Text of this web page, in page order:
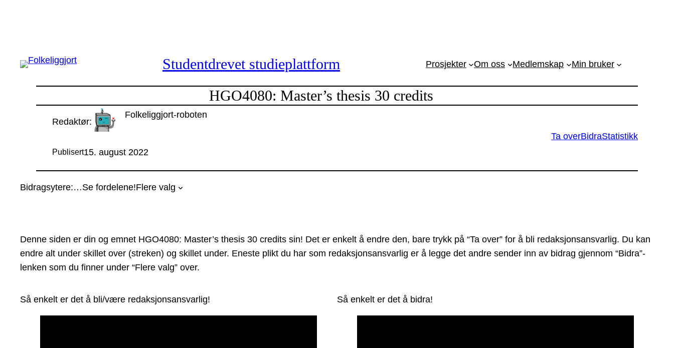
Studentdrevet studieplattform Prosjekter Om oss Medlemskap Min bruker
HGO4080: Master’s thesis 30 credits
Redaktør:
Folkeliggjort-roboten
Publisert15. august 2022
Ta overBidraStatistikk
Bidragsytere:…Se fordelene!Flere valg
Denne siden er din og emnet HGO4080: Master’s thesis 30 credits sin! Det er enkelt å endre den, bare trykk på “Ta over” for å bli redaksjonsansvarlig. Du kan
endre alt under skillet over (streken) og skillet under. Eneste plikt du har som redaksjonsansvarlig er å legge det andre sender inn av bidrag gjennom “Bidra”-
lenken som du finner under “Flere valg” over.
Så enkelt er det å bli/være redaksjonsansvarlig! Så enkelt er det å bidra!